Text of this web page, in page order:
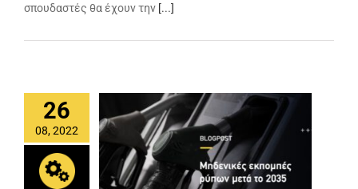
σπουδαστές θα έχουν την [...]
26
08, 2022